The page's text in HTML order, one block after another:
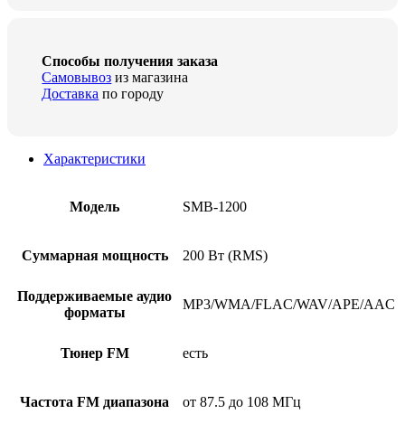
Способы получения заказа
Самовывоз из магазина
Доставка по городу
Характеристики
Модель SMB-1200
Cуммарная мощность 200 Вт (RMS)
Поддерживаемые аудио
форматы
MP3/WMA/FLAC/WAV/APE/AAC
Тюнер FM есть
Частота FM диапазона от 87.5 до 108 МГц